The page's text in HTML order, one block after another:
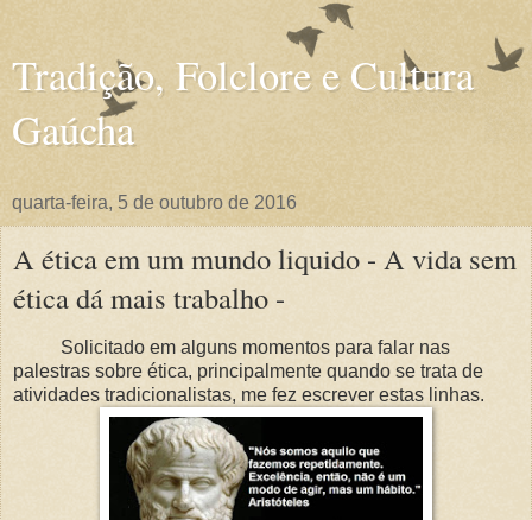
Tradição, Folclore e Cultura
Gaúcha
quarta-feira, 5 de outubro de 2016
A ética em um mundo liquido - A vida sem
ética dá mais trabalho -
Solicitado em alguns momentos para falar nas
palestras sobre ética, principalmente quando se trata de
atividades tradicionalistas, me fez escrever estas linhas.